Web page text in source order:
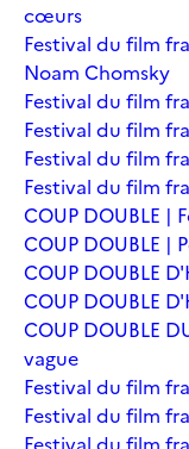
cœurs
Festival du film
Noam Chomsky
Festival du film
Festival du film
Festival du film
Festival du film
COUP DOUBLE |
COUP DOUBLE |
COUP DOUBLE
COUP DOUBLE
COUP DOUBLE
vague
Festival du film
Festival du film